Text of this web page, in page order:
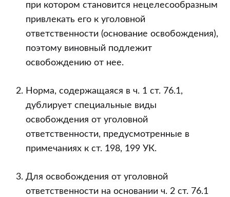
при котором становится нецелесообразным
привлекать его к уголовной
ответственности (основание освобождения),
поэтому виновный подлежит
освобождению от нее.
Норма, содержащаяся в ч. 1 ст. 76.1,
дублирует специальные виды
освобождения от уголовной
ответственности, предусмотренные в
примечаниях к ст. 198, 199 УК.
Для освобождения от уголовной
ответственности на основании ч. 2 ст. 76.1